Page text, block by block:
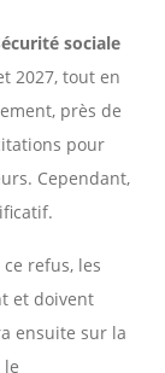
sociale
2027, tout en
près de
pour
Cependant,
refus, les
et doivent
ensuite sur la
le